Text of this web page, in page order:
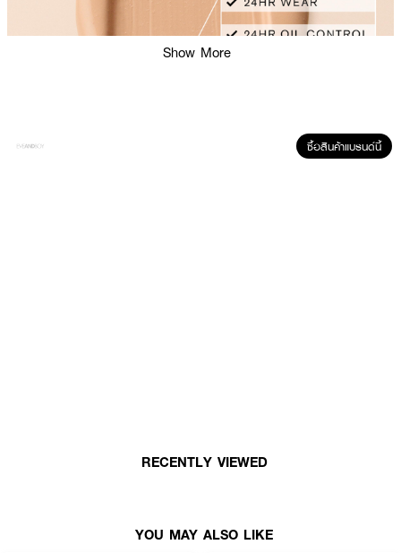
· มอบลุคแมตต์ที่ดูธรรมชาติและผิวดูสดใส
Show More
ซื้อสินค้าแบรนด์นี้
RECENTLY VIEWED
YOU MAY ALSO LIKE